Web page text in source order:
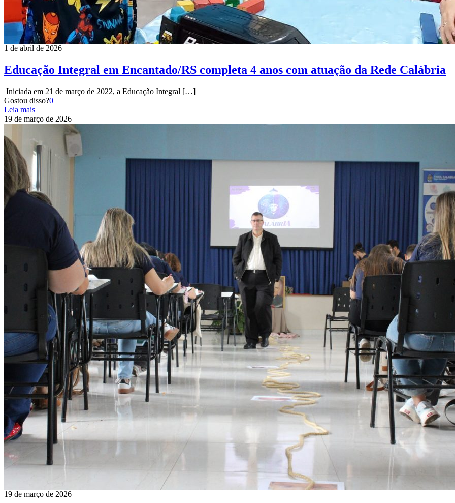
1 de abril de 2026
Educação Integral em Encantado/RS completa 4 anos com atuação da Rede Calábria
Iniciada em 21 de março de 2022, a Educação Integral […]
Gostou disso?0
Leia mais
19 de março de 2026
19 de março de 2026